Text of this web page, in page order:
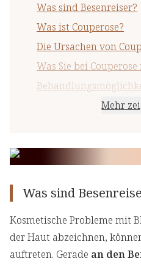
Was sind Besenreiser?
Was ist Couperose?
Die Ursachen von
Was Sie bei
Natürliche Pflege bei
Mehr
Was sind
Kosmetische Probleme mit
der Haut abzeichnen,
auftreten. Gerade an den